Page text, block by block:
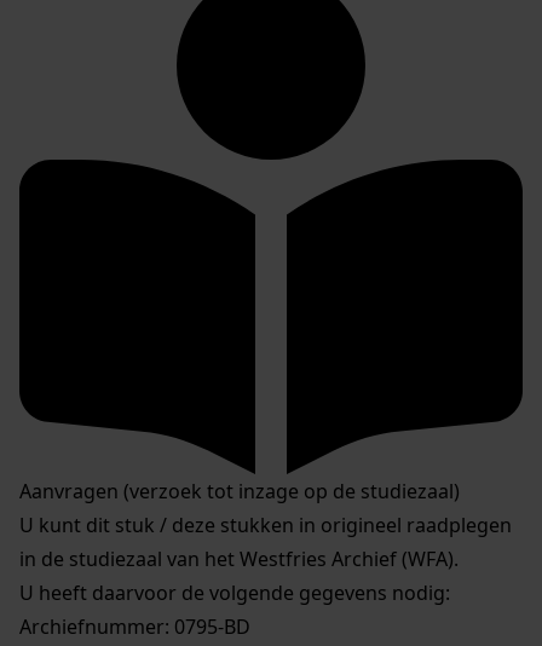
Aanvragen (verzoek tot inzage op de studiezaal)
U kunt dit stuk / deze stukken in origineel raadplegen
in de studiezaal van het Westfries Archief (WFA).
U heeft daarvoor de volgende gegevens nodig:
Archiefnummer: 0795-BD